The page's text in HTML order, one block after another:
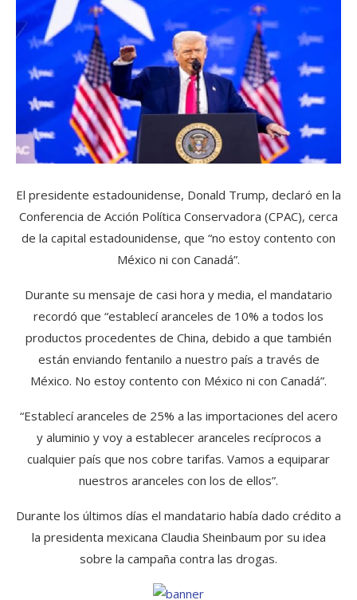
El presidente estadounidense, Donald Trump, declaró en la
Conferencia de Acción Política Conservadora (CPAC), cerca
de la capital estadounidense, que “no estoy contento con
México ni con Canadá”.
Durante su mensaje de casi hora y media, el mandatario
recordó que “establecí aranceles de 10% a todos los
productos procedentes de China, debido a que también
están enviando fentanilo a nuestro país a través de
México. No estoy contento con México ni con Canadá”.
“Establecí aranceles de 25% a las importaciones del acero
y aluminio y voy a establecer aranceles recíprocos a
cualquier país que nos cobre tarifas. Vamos a equiparar
nuestros aranceles con los de ellos”.
Durante los últimos días el mandatario había dado crédito a
la presidenta mexicana Claudia Sheinbaum por su idea
sobre la campaña contra las drogas.